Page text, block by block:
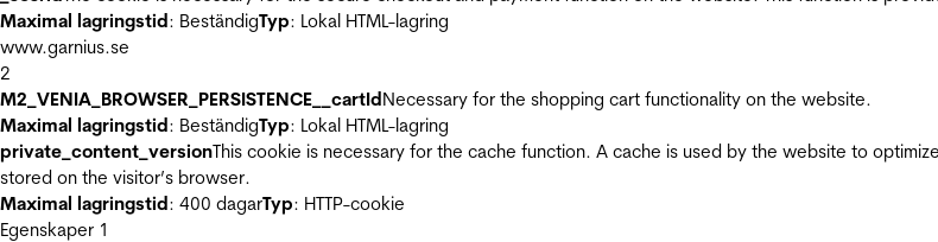
Maximal lagringstid: BeständigTyp: Lokal HTML-lagring
www.garnius.se
2
M2_VENIA_BROWSER_PERSISTENCE__cartIdNecessary for the shopping cart functionality on the website.
Maximal lagringstid: BeständigTyp: Lokal HTML-lagring
private_content_versionThis cookie is necessary for the cache function. A cache is used by the website to
stored on the visitor’s browser.
Maximal lagringstid: 400 dagarTyp: HTTP-cookie
Egenskaper 1